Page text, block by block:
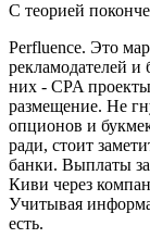
С теорией
Perfluence. Это
рекламодателей и
них - CPA
размещение. Не
опционов и
ради, стоит
банки. Выплаты
Киви через
Учитывая
есть.